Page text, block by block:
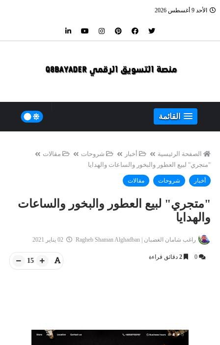
الأحد 9 أغسطس 2026
القائمة
الصفحة الرئيسية أخبار شروحات
مقالات
"متجري" لبيع العطور والبخور والساعات والهدايا
أخبار شروحات مقالات
"متجري" لبيع العطور والبخور والساعات
والهدايا
راغب شامان الغضبان | Ragheb Shaman Alghadban
0
2 دقائق قراءة 15